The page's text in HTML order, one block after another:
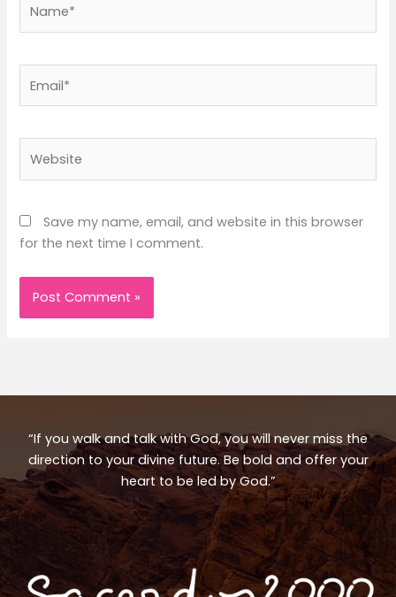
Save my name, email, and website in this browser
for the next time I comment.
“If you walk and talk with God, you will never miss the
direction to your divine future. Be bold and offer your
heart to be led by God.”